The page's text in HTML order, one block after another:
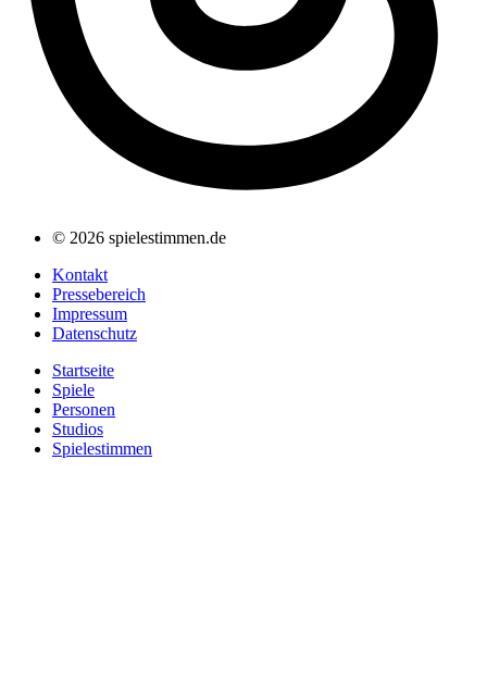
© 2026 spielestimmen.de
Kontakt
Pressebereich
Impressum
Datenschutz
Startseite
Spiele
Personen
Studios
Spielestimmen